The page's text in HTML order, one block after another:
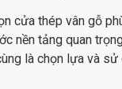
cửa thép vân gỗ
nền tảng quan
là chọn lựa và sử